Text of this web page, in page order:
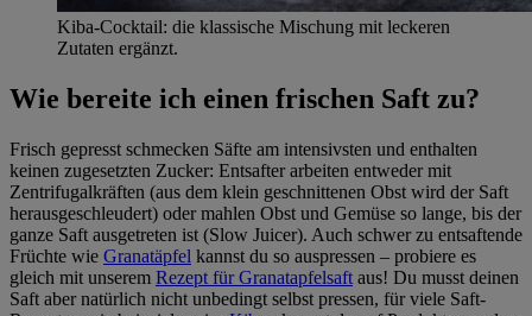
Kiba-Cocktail: die klassische Mischung mit leckeren
Zutaten ergänzt.
Wie bereite ich einen frischen Saft zu?
Frisch gepresst schmecken Säfte am intensivsten und enthalten
keinen zugesetzten Zucker: Entsafter arbeiten entweder mit
Zentrifugalkräften (aus dem klein geschnittenen Obst wird der Saft
herausgeschleudert) oder mahlen Obst und Gemüse so lange, bis der
ganze Saft ausgetreten ist (Slow Juicer). Auch schwer zu entsaftende
Früchte wie Granatäpfel kannst du so auspressen – probiere es
gleich mit unserem Rezept für Granatapfelsaft aus! Du musst deinen
Saft aber natürlich nicht unbedingt selbst pressen, für viele Saft-